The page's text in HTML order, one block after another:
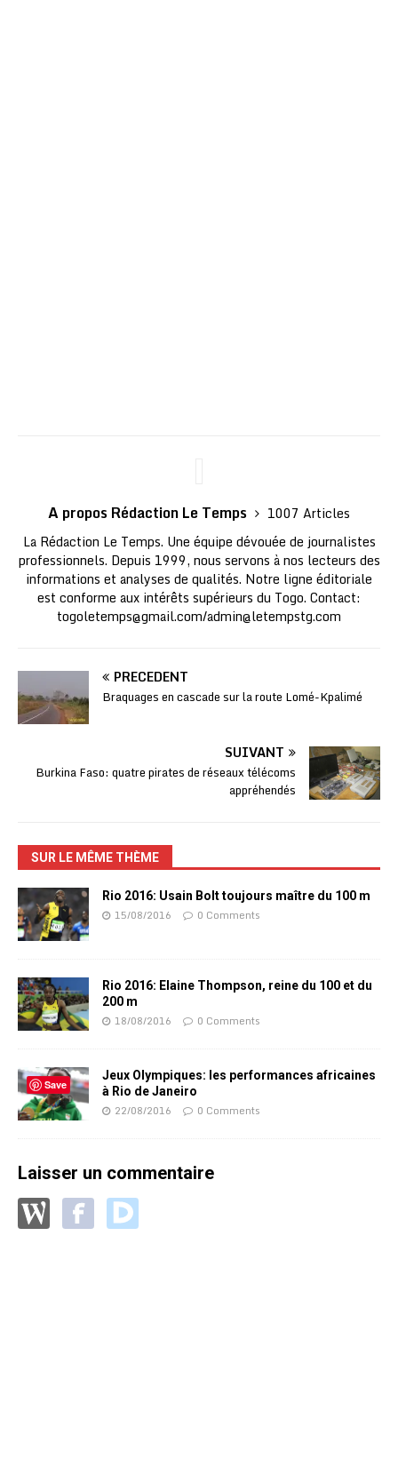
A propos Rédaction Le Temps
1007 Articles
La Rédaction Le Temps. Une équipe dévouée de journalistes
professionnels. Depuis 1999, nous servons à nos lecteurs des
informations et analyses de qualités. Notre ligne éditoriale
est conforme aux intérêts supérieurs du Togo. Contact:
togoletemps@gmail.com/admin@letempstg.com
PRÉCÉDENT
Braquages en cascade sur la route Lomé-Kpalimé
SUIVANT
Burkina Faso: quatre pirates de réseaux télécoms
appréhendés
SUR LE MÊME THÈME
Rio 2016: Usain Bolt toujours maître du 100 m
15/08/2016 0 Comments
Rio 2016: Elaine Thompson, reine du 100 et du
200 m
18/08/2016 0 Comments
Jeux Olympiques: les performances africaines
à Rio de Janeiro
22/08/2016 0 Comments
Laisser un commentaire
Save